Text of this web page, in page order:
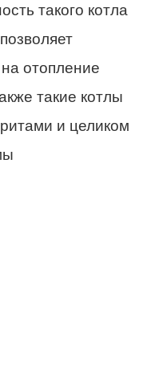
такого котла
отопление
такие котлы
и целиком